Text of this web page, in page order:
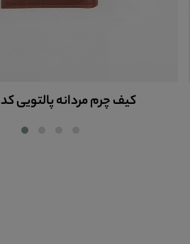
کیف چرم مردانه پالتویی کد B6002